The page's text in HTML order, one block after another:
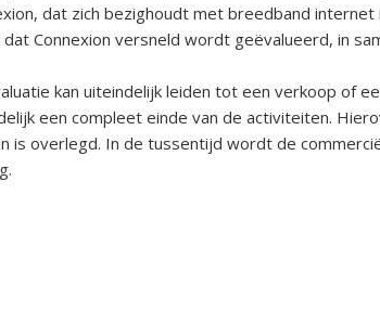
dat zich bezighoudt met breedband
Connexion versneld wordt geëvalueerd, in
kan uiteindelijk leiden tot een verkoop of
een compleet einde van de activiteiten.
is overlegd. In de tussentijd wordt de